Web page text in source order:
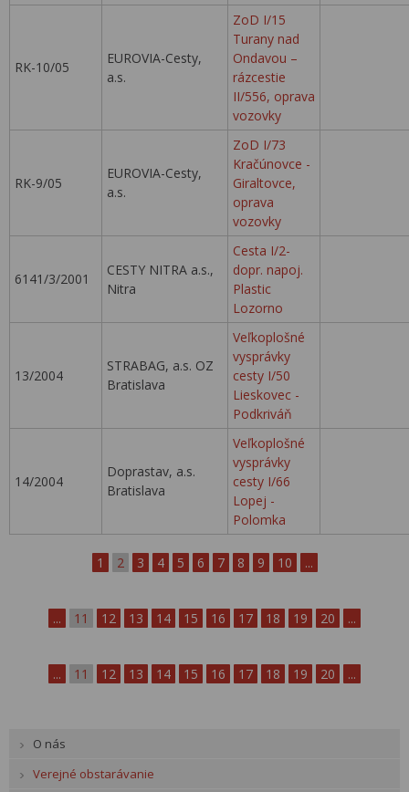
RK-10/05
EUROVIA-Cesty,
a.s.
ZoD I/15
Turany nad
Ondavou –
rázcestie
II/556, oprava
vozovky
RK-9/05
EUROVIA-Cesty,
a.s.
ZoD I/73
Kračúnovce -
Giraltovce,
oprava
vozovky
6141/3/2001
CESTY NITRA a.s.,
Nitra
Cesta I/2-
dopr. napoj.
Plastic
Lozorno
13/2004
STRABAG, a.s. OZ
Bratislava
Veľkoplošné
vysprávky
cesty I/50
Lieskovec -
Podkriváň
14/2004
Doprastav, a.s.
Bratislava
Veľkoplošné
vysprávky
cesty I/66
Lopej -
Polomka
1 2 3 4 5 6 7 8 9 10 ...
... 11 12 13 14 15 16 17 18 19 20 ...
... 11 12 13 14 15 16 17 18 19 20 ...
O nás
Verejné obstarávanie